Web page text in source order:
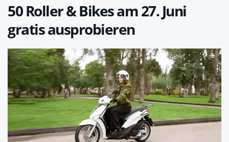
50 Roller & Bikes am 27. Juni
gratis ausprobieren